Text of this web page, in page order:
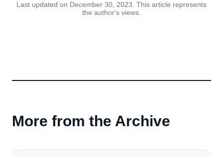
Last updated on December 30, 2023. This article represents
the author's views.
More from the Archive